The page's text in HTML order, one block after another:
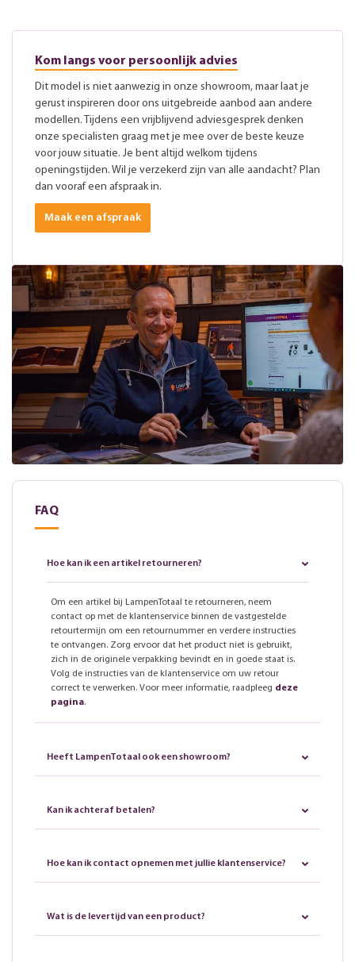
Kom langs voor persoonlijk advies
Dit model is niet aanwezig in onze showroom, maar laat je
gerust inspireren door ons uitgebreide aanbod aan andere
modellen. Tijdens een vrijblijvend adviesgesprek denken
onze specialisten graag met je mee over de beste keuze
voor jouw situatie. Je bent altijd welkom tijdens
openingstijden. Wil je verzekerd zijn van alle aandacht? Plan
dan vooraf een afspraak in.
Maak een afspraak
FAQ
Hoe kan ik een artikel retourneren?
Om een artikel bij LampenTotaal te retourneren, neem
contact op met de klantenservice binnen de vastgestelde
retourtermijn om een retournummer en verdere instructies
te ontvangen. Zorg ervoor dat het product niet is gebruikt,
zich in de originele verpakking bevindt en in goede staat is.
Volg de instructies van de klantenservice om uw retour
correct te verwerken. Voor meer informatie, raadpleeg deze
pagina.
Heeft LampenTotaal ook een showroom?
Kan ik achteraf betalen?
Hoe kan ik contact opnemen met jullie klantenservice?
Wat is de levertijd van een product?